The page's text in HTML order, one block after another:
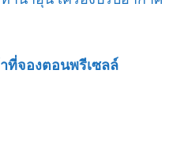
ที่จองตอนพรีเซลล์